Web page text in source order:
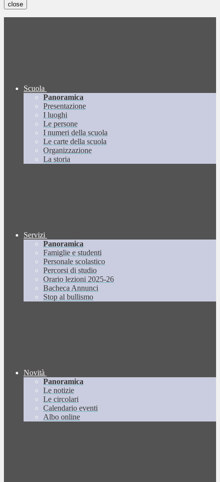
close
Scuola
Panoramica
Presentazione
I luoghi
Le persone
I numeri della scuola
Le carte della scuola
Organizzazione
La storia
Servizi
Panoramica
Famiglie e studenti
Personale scolastico
Percorsi di studio
Orario lezioni 2025-26
Bacheca Annunci
Stop al bullismo
Novità
Panoramica
Le notizie
Le circolari
Calendario eventi
Albo online